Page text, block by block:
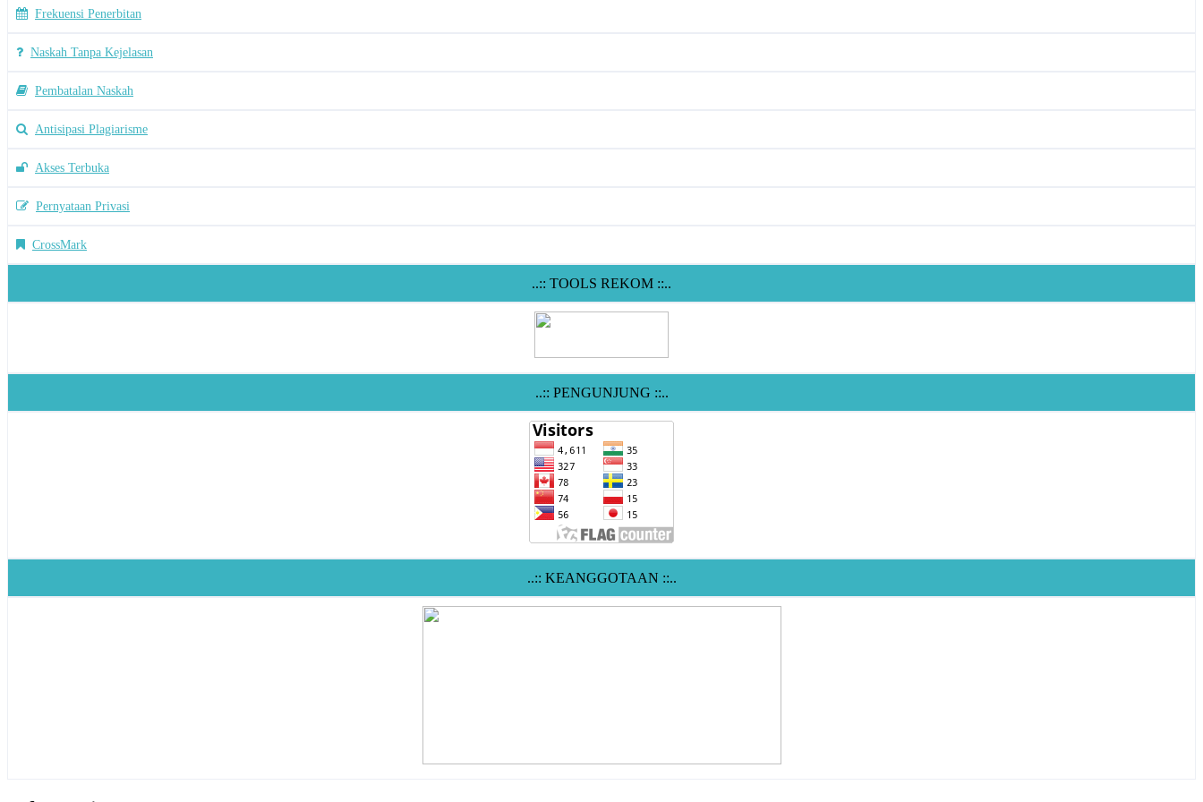
Frekuensi Penerbitan
Naskah Tanpa Kejelasan
Pembatalan Naskah
Antisipasi Plagiarisme
Akses Terbuka
Pernyataan Privasi
CrossMark
..:: TOOLS REKOM ::..
..:: PENGUNJUNG ::..
..:: KEANGGOTAAN ::..